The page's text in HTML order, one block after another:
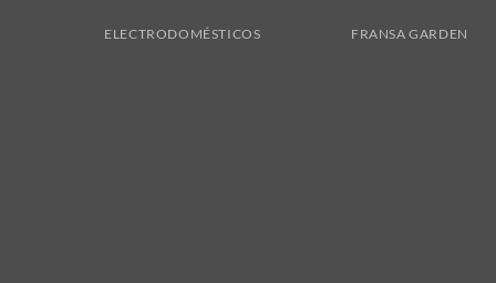
ELECTRODOMÉSTICOS FRANSA GARDEN